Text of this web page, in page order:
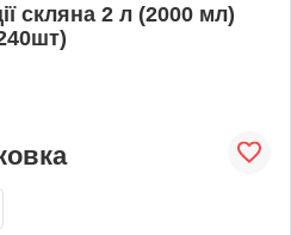
скляна 2 л (2000 мл)